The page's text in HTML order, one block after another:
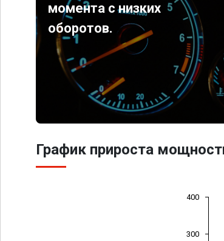
момента с низких
оборотов.
График прироста
300
400